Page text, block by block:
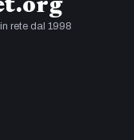
rete dal 1998